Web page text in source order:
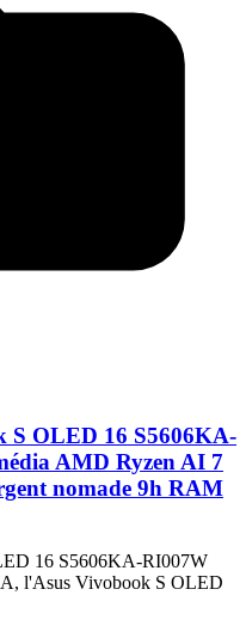
S OLED 16 S5606KA-
AMD Ryzen AI 7
nomade 9h RAM
16 S5606KA-RI007W
l'Asus Vivobook S OLED